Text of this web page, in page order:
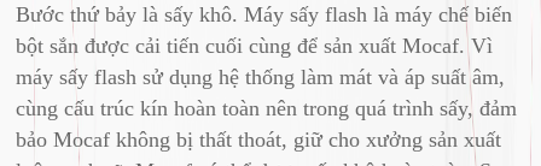
Bước thứ bảy là sấy khô. Máy sấy flash là máy chế biến
bột sắn được cải tiến cuối cùng để sản xuất Mocaf. Vì
máy sấy flash sử dụng hệ thống làm mát và áp suất âm,
cùng cấu trúc kín hoàn toàn nên trong quá trình sấy, đảm
bảo Mocaf không bị thất thoát, giữ cho xưởng sản xuất